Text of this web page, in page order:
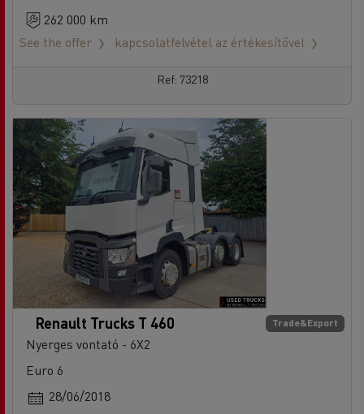
262 000 km
See the offer
kapcsolatfelvétel az értékesítővel
Ref: 73218
Trade&Export
Renault Trucks T 460
Nyerges vontató - 6X2
Euro 6
28/06/2018